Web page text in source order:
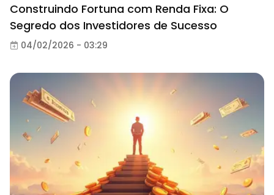
Construindo Fortuna com Renda Fixa: O
Segredo dos Investidores de Sucesso
04/02/2026 - 03:29